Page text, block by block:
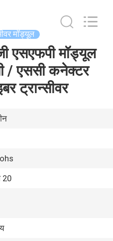
मॉड्यूल
एसएफपी मॉड्यूल
/ एससी कनेक्टर
ट्रान्सीवर
20